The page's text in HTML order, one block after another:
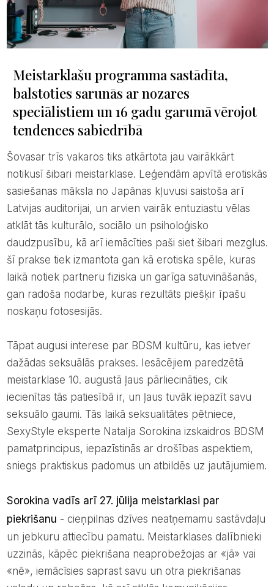
Meistarklašu programma sastādīta,
balstoties sarunās ar nozares
speciālistiem un 16 gadu garumā vērojot
tendences sabiedrībā
šovasar trīs vakaros tiks atkārtota jau vairākkārt
notikusī šibari meistarklase. Leģendām apvītā erotiskās
sasiešanas māksla no Japānas kļuvusi saistoša arī
Latvijas auditorijai, un arvien vairāk entuziastu vēlas
atklāt tās kulturālo, sociālo un psiholoģisko
daudzpusību, kā arī iemācīties paši siet šibari mezglus.
šī prakse tiek izmantota gan kā erotiska spēle, kuras
laikā notiek partneru fiziska un garīga satuvināšanās,
gan radoša nodarbe, kuras rezultāts piešķir īpašu
noskaņu fotosesijās.
Tāpat augusi interese par BDSM kultūru, kas ietver
dažādas seksuālās prakses. Iesācējiem paredzētā
meistarklase 10. augustā ļaus pārliecināties, cik
iecienītas tās patiesībā ir, un ļaus tuvāk iepazīt savu
seksuālo gaumi. Tās laikā seksualitātes pētniece,
SexyStyle eksperte Natalja Sorokina izskaidros BDSM
pamatprincipus, iepazīstinās ar drošības aspektiem,
sniegs praktiskus padomus un atbildēs uz jautājumiem.
Sorokina vadīs arī 27. jūlija meistarklasi par
piekrišanu - cieņpilnas dzīves neatņemamu sastāvdaļu
un jebkuru attiecību pamatu. Meistarklases dalībnieki
uzzinās, kāpēc piekrišana neaprobežojas ar «jā» vai
«nē», iemācīsies saprast savu un otra piekrišanas